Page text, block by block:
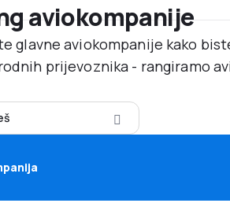
aviokompanije
glavne aviokompanije kako
prijevoznika - rangiramo